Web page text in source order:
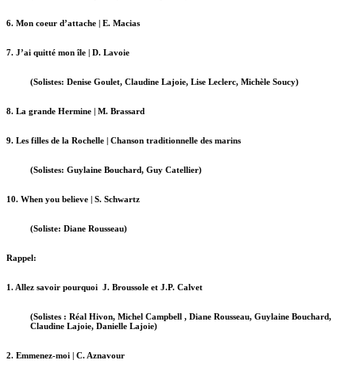
6. Mon coeur d’attache | E. Macias
7. J’ai quitté mon île | D. Lavoie
(Solistes: Denise Goulet, Claudine Lajoie, Lise Leclerc, Michèle Soucy)
8. La grande Hermine | M. Brassard
9. Les filles de la Rochelle | Chanson traditionnelle des marins
(Solistes: Guylaine Bouchard, Guy Catellier)
10. When you believe | S. Schwartz
(Soliste: Diane Rousseau)
Rappel:
1. Allez savoir pourquoi J. Broussole et J.P. Calvet
(Solistes : Réal Hivon, Michel Campbell , Diane Rousseau, Guylaine Bouchard,
Claudine Lajoie, Danielle Lajoie)
2. Emmenez-moi | C. Aznavour